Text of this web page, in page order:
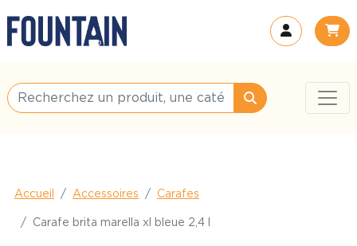
Accueil Accessoires Carafes
Carafe brita marella xl bleue 2,4 l